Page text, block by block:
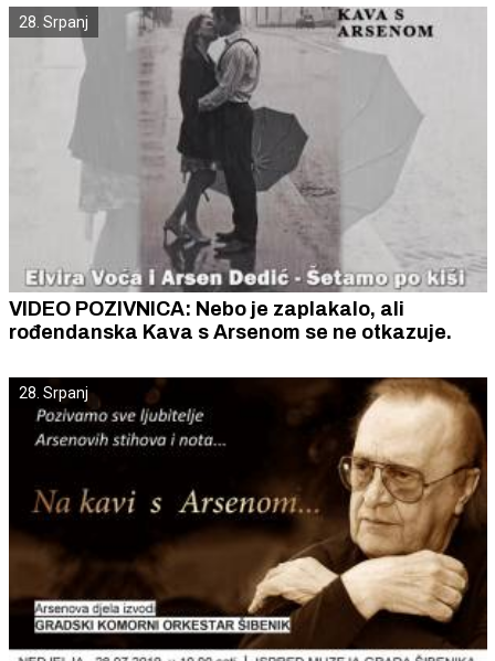
28. Srpanj
VIDEO POZIVNICA: Nebo je zaplakalo, ali
rođendanska Kava s Arsenom se ne otkazuje.
28. Srpanj